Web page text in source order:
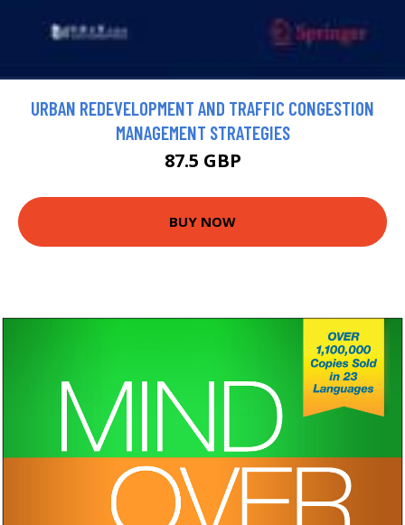
URBAN REDEVELOPMENT AND TRAFFIC CONGESTION
MANAGEMENT STRATEGIES
87.5 GBP
BUY NOW